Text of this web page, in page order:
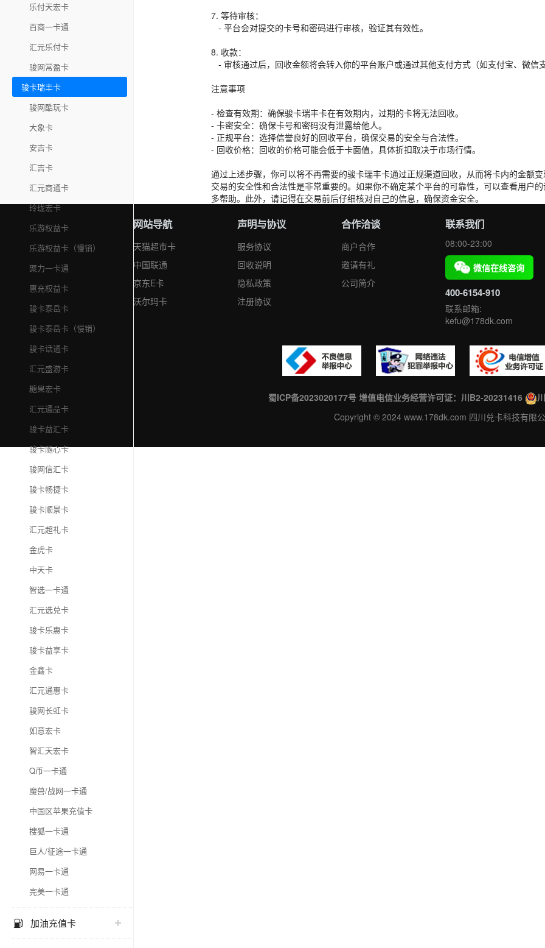
乐付天宏卡
百商一卡通
汇元乐付卡
骏网常盈卡
骏卡瑞丰卡
骏网酷玩卡
大象卡
安吉卡
汇吉卡
汇元商通卡
玲珑宏卡
乐游权益卡
乐游权益卡（慢销）
聚力一卡通
惠充权益卡
骏卡泰岳卡
骏卡泰岳卡（慢销）
骏卡话通卡
汇元盛游卡
糖果宏卡
汇元通品卡
骏卡益汇卡
骏卡随心卡
骏网信汇卡
骏卡畅捷卡
骏卡顺景卡
汇元超礼卡
金虎卡
中天卡
智选一卡通
汇元选兑卡
骏卡乐惠卡
骏卡益享卡
金鑫卡
汇元通惠卡
骏网长虹卡
如意宏卡
智汇天宏卡
Q币一卡通
魔兽/战网一卡通
中国区苹果充值卡
搜狐一卡通
巨人/征途一卡通
网易一卡通
完美一卡通
 加油充值卡
7. 等待审核：
- 平台会对提交的卡号和密码进行审核，验证其有效性。
8. 收款：
- 审核通过后，回收金额将会转入你的平台账户或通过其他支付方式（如支付宝、微信
注意事项
- 检查有效期：确保骏卡瑞丰卡在有效期内，过期的卡将无法回收。
- 卡密安全：确保卡号和密码没有泄露给他人。
- 正规平台：选择信誉良好的回收平台，确保交易的安全与合法性。
- 回收价格：回收的价格可能会低于卡面值，具体折扣取决于市场行情。
通过上述步骤，你可以将不再需要的骏卡瑞丰卡通过正规渠道回收，从而将卡内的金额
交易的安全性和合法性是非常重要的。如果你不确定某个平台的可靠性，可以查看用户
多帮助。此外，请记得在交易前后仔细核对自己的信息，确保资金安全。
网站导航
天猫超市卡
中国联通
京东E卡
沃尔玛卡
声明与协议
服务协议
回收说明
隐私政策
注册协议
合作洽谈
商户合作
邀请有礼
公司简介
联系我们
08:00-23:00
微信在线咨询
400-6154-910
联系邮箱:
kefu@178dk.com
蜀ICP备2023020177号 增值电信业务经营许可证：川B2-20231416
Copyright © 2024 www.178dk.com 四川兑卡科技有限